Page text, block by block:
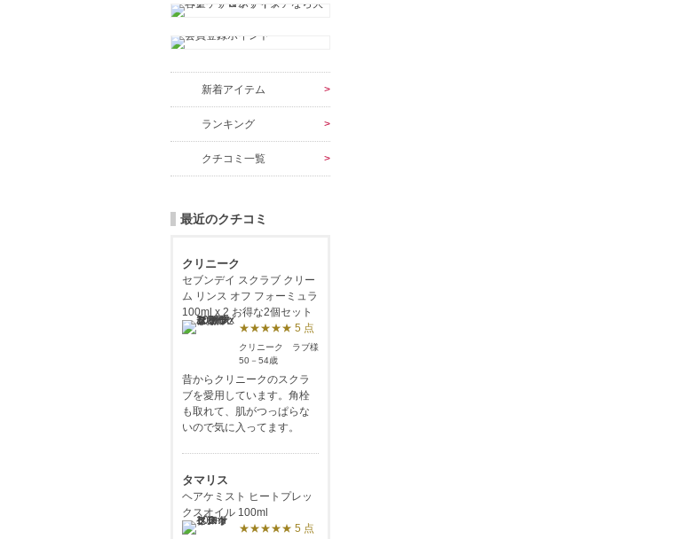
新着アイテム
ランキング
クチコミ一覧
最近のクチコミ
クリニーク
セブンデイ スクラブ クリー
ム リンス オフ フォーミュラ
100ml x 2 お得な2個セット
★★★★★ 5 点
クリニーク ラブ様
50－54歳
昔からクリニークのスクラ
ブを愛用しています。角栓
も取れて、肌がつっぱらな
いので気に入ってます。
タマリス
ヘアケミスト ヒートプレッ
クスオイル 100ml
★★★★★ 5 点